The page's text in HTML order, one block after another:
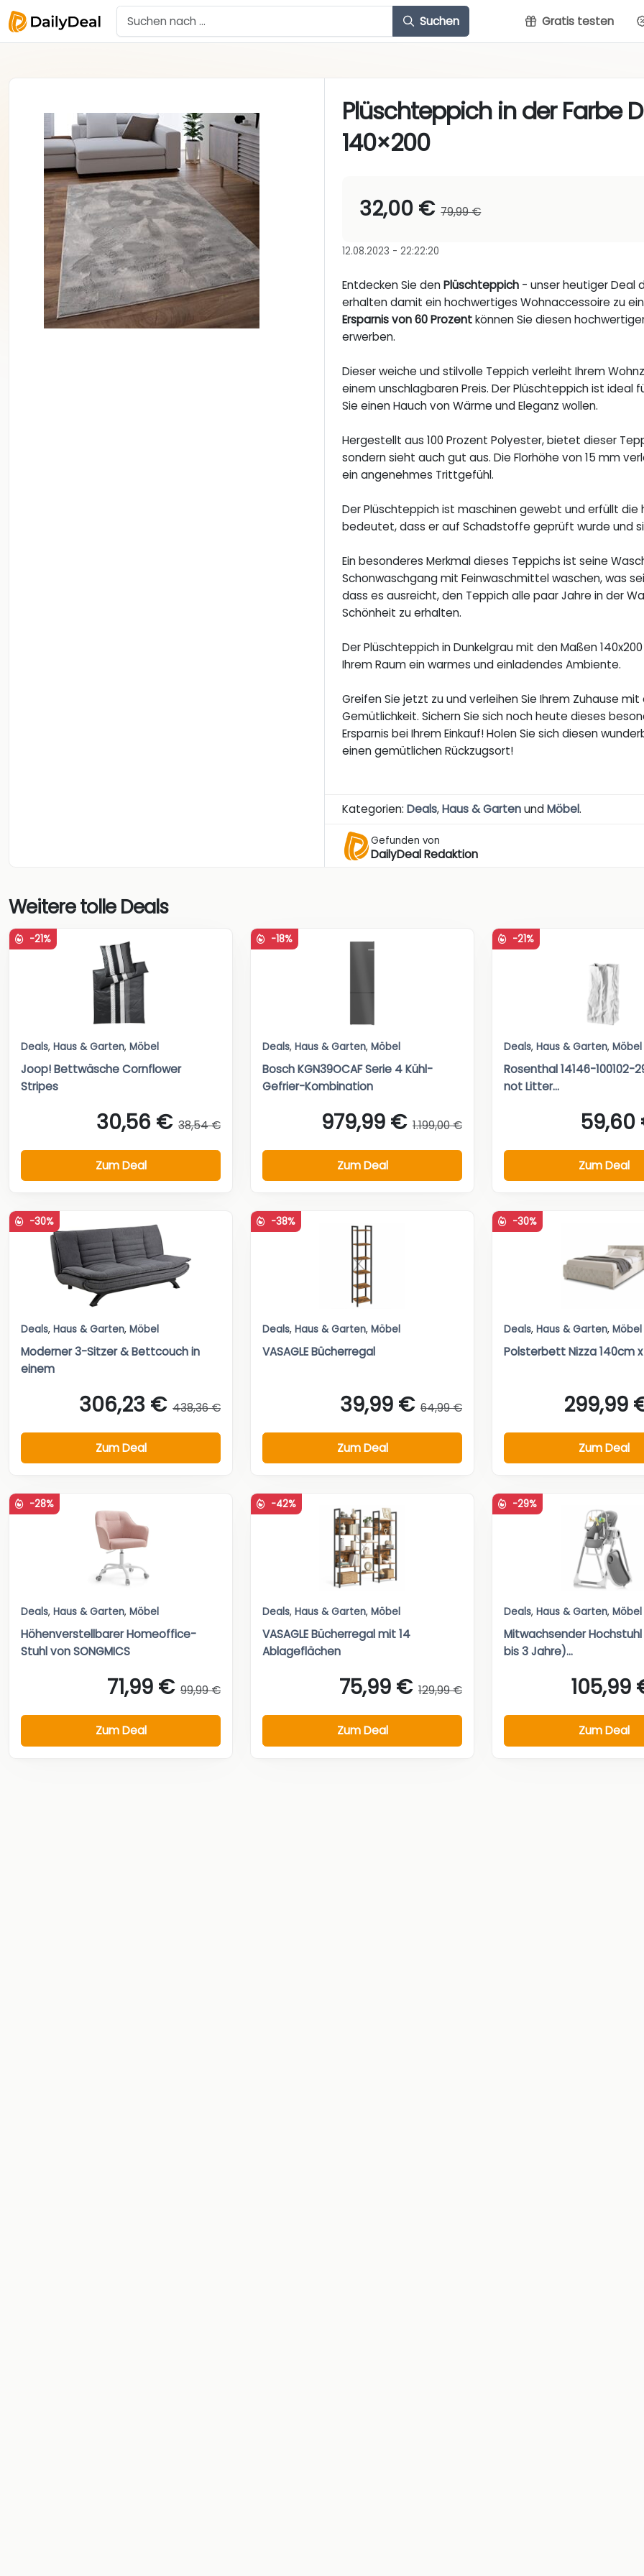
Suchen Gratis testen
Plüschteppich in der Farbe
140×200
32,00 € 79,99 €
12.08.2023 - 22:22:20
Entdecken Sie denPlüschteppich - unser heutiger Deal
erhalten damit ein hochwertiges Wohnaccessoire zu
Ersparnis von 60 Prozentkönnen Sie diesen
erwerben.
Dieser weiche und stilvolle Teppich verleiht Ihrem
einem unschlagbaren Preis. Der Plüschteppich ist ideal
Sie einen Hauch von Wärme und Eleganz wollen.
Hergestellt aus 100 Prozent Polyester, bietet dieser
sondern sieht auch gut aus. Die Florhöhe von 15 mm
ein angenehmes Trittgefühl.
Der Plüschteppich ist maschinen gewebt und erfüllt die
bedeutet, dass er auf Schadstoffe geprüft wurde und
Ein besonderes Merkmal dieses Teppichs ist seine
Schonwaschgang mit Feinwaschmittel waschen, was
dass es ausreicht, den Teppich alle paar Jahre in der
Schönheit zu erhalten.
Der Plüschteppich in Dunkelgrau mit den Maßen
Ihrem Raum ein warmes und einladendes Ambiente.
Greifen Sie jetzt zu und verleihen Sie Ihrem Zuhause
Gemütlichkeit. Sichern Sie sich noch heute dieses
Ersparnis bei Ihrem Einkauf! Holen Sie sich diesen
einen gemütlichen Rückzugsort!
Kategorien:Deals,Haus & GartenundMöbel.
Gefunden von
DailyDeal Redaktion
Weitere tolle Deals
-21%
Deals, Haus & Garten, Möbel
Joop! Bettwäsche Cornflower
Stripes
30,56 € 38,54 €
Zum Deal
-18%
Deals, Haus & Garten, Möbel
Bosch KGN39OCAF Serie 4 Kühl-
Gefrier-Kombination
979,99 € 1.199,00 €
Zum Deal
-21%
Deals, Haus & Garten, Möbel
Rosenthal 14146-100102-
not Litter...
59,60
Zum Deal
-30%
Deals, Haus & Garten, Möbel
Moderner 3-Sitzer & Bettcouch in
einem
306,23 € 438,36 €
Zum Deal
-38%
Deals, Haus & Garten, Möbel
VASAGLE Bücherregal
39,99 € 64,99 €
Zum Deal
-30%
Deals, Haus & Garten, Möbel
Polsterbett Nizza 140cm
299,99
Zum Deal
-28%
Deals, Haus & Garten, Möbel
Höhenverstellbarer Homeoffice-
Stuhl von SONGMICS
71,99 € 99,99 €
Zum Deal
-42%
Deals, Haus & Garten, Möbel
VASAGLE Bücherregal mit 14
Ablageflächen
75,99 € 129,99 €
Zum Deal
-29%
Deals, Haus & Garten, Möbel
Mitwachsender
bis 3 Jahre)...
105,99
Zum Deal